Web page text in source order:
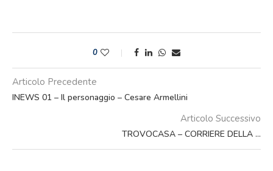
0
Articolo Precedente
INEWS 01 – Il personaggio – Cesare Armellini
Articolo Successivo
TROVOCASA – CORRIERE DELLA …